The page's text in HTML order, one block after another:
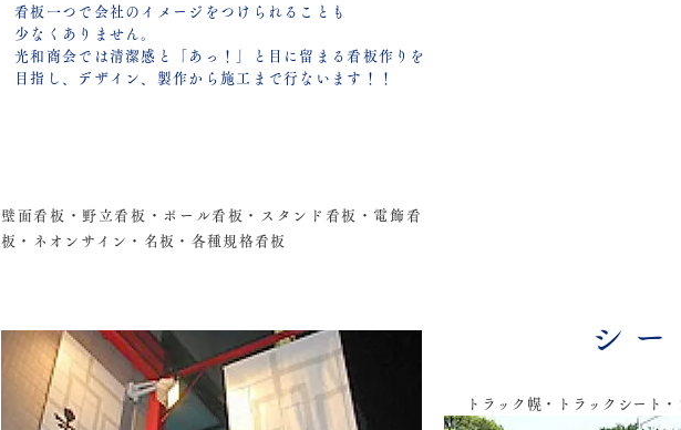
看板一つで会社のイメージをつけられることも
少なくありません。
光和商会では清潔感と「あっ！」と目に留まる看板作りを
目指し、デザイン、製作から施工まで行ないます！！
壁面看板・野立看板・ポール看板・スタンド看板・電飾看
板・
ネオンサイン・名板・各種規格看板
シ
トラック幌・トラックシート